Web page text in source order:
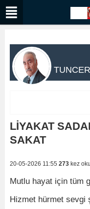
LİYAKAT
SAKAT
20-05-2026 11:55 273 kez
Mutlu hayat için tüm
Hizmet hürmet sevgi